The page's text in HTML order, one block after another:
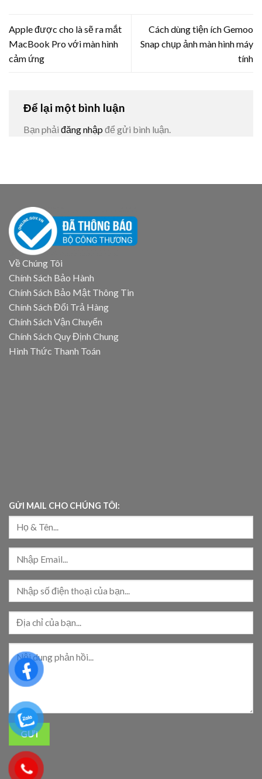
Apple được cho là sẽ ra mắt
MacBook Pro với màn hình
cảm ứng
Cách dùng tiện ích Gemoo
Snap chụp ảnh màn hình máy
tính
Để lại một bình luận
Bạn phải đăng nhập để gửi bình luận.
Về Chúng Tôi
Chính Sách Bảo Hành
Chính Sách Bảo Mật Thông Tin
Chính Sách Đổi Trả Hàng
Chính Sách Vận Chuyển
Chính Sách Quy Định Chung
Hình Thức Thanh Toán
GỬI MAIL CHO CHÚNG TÔI: